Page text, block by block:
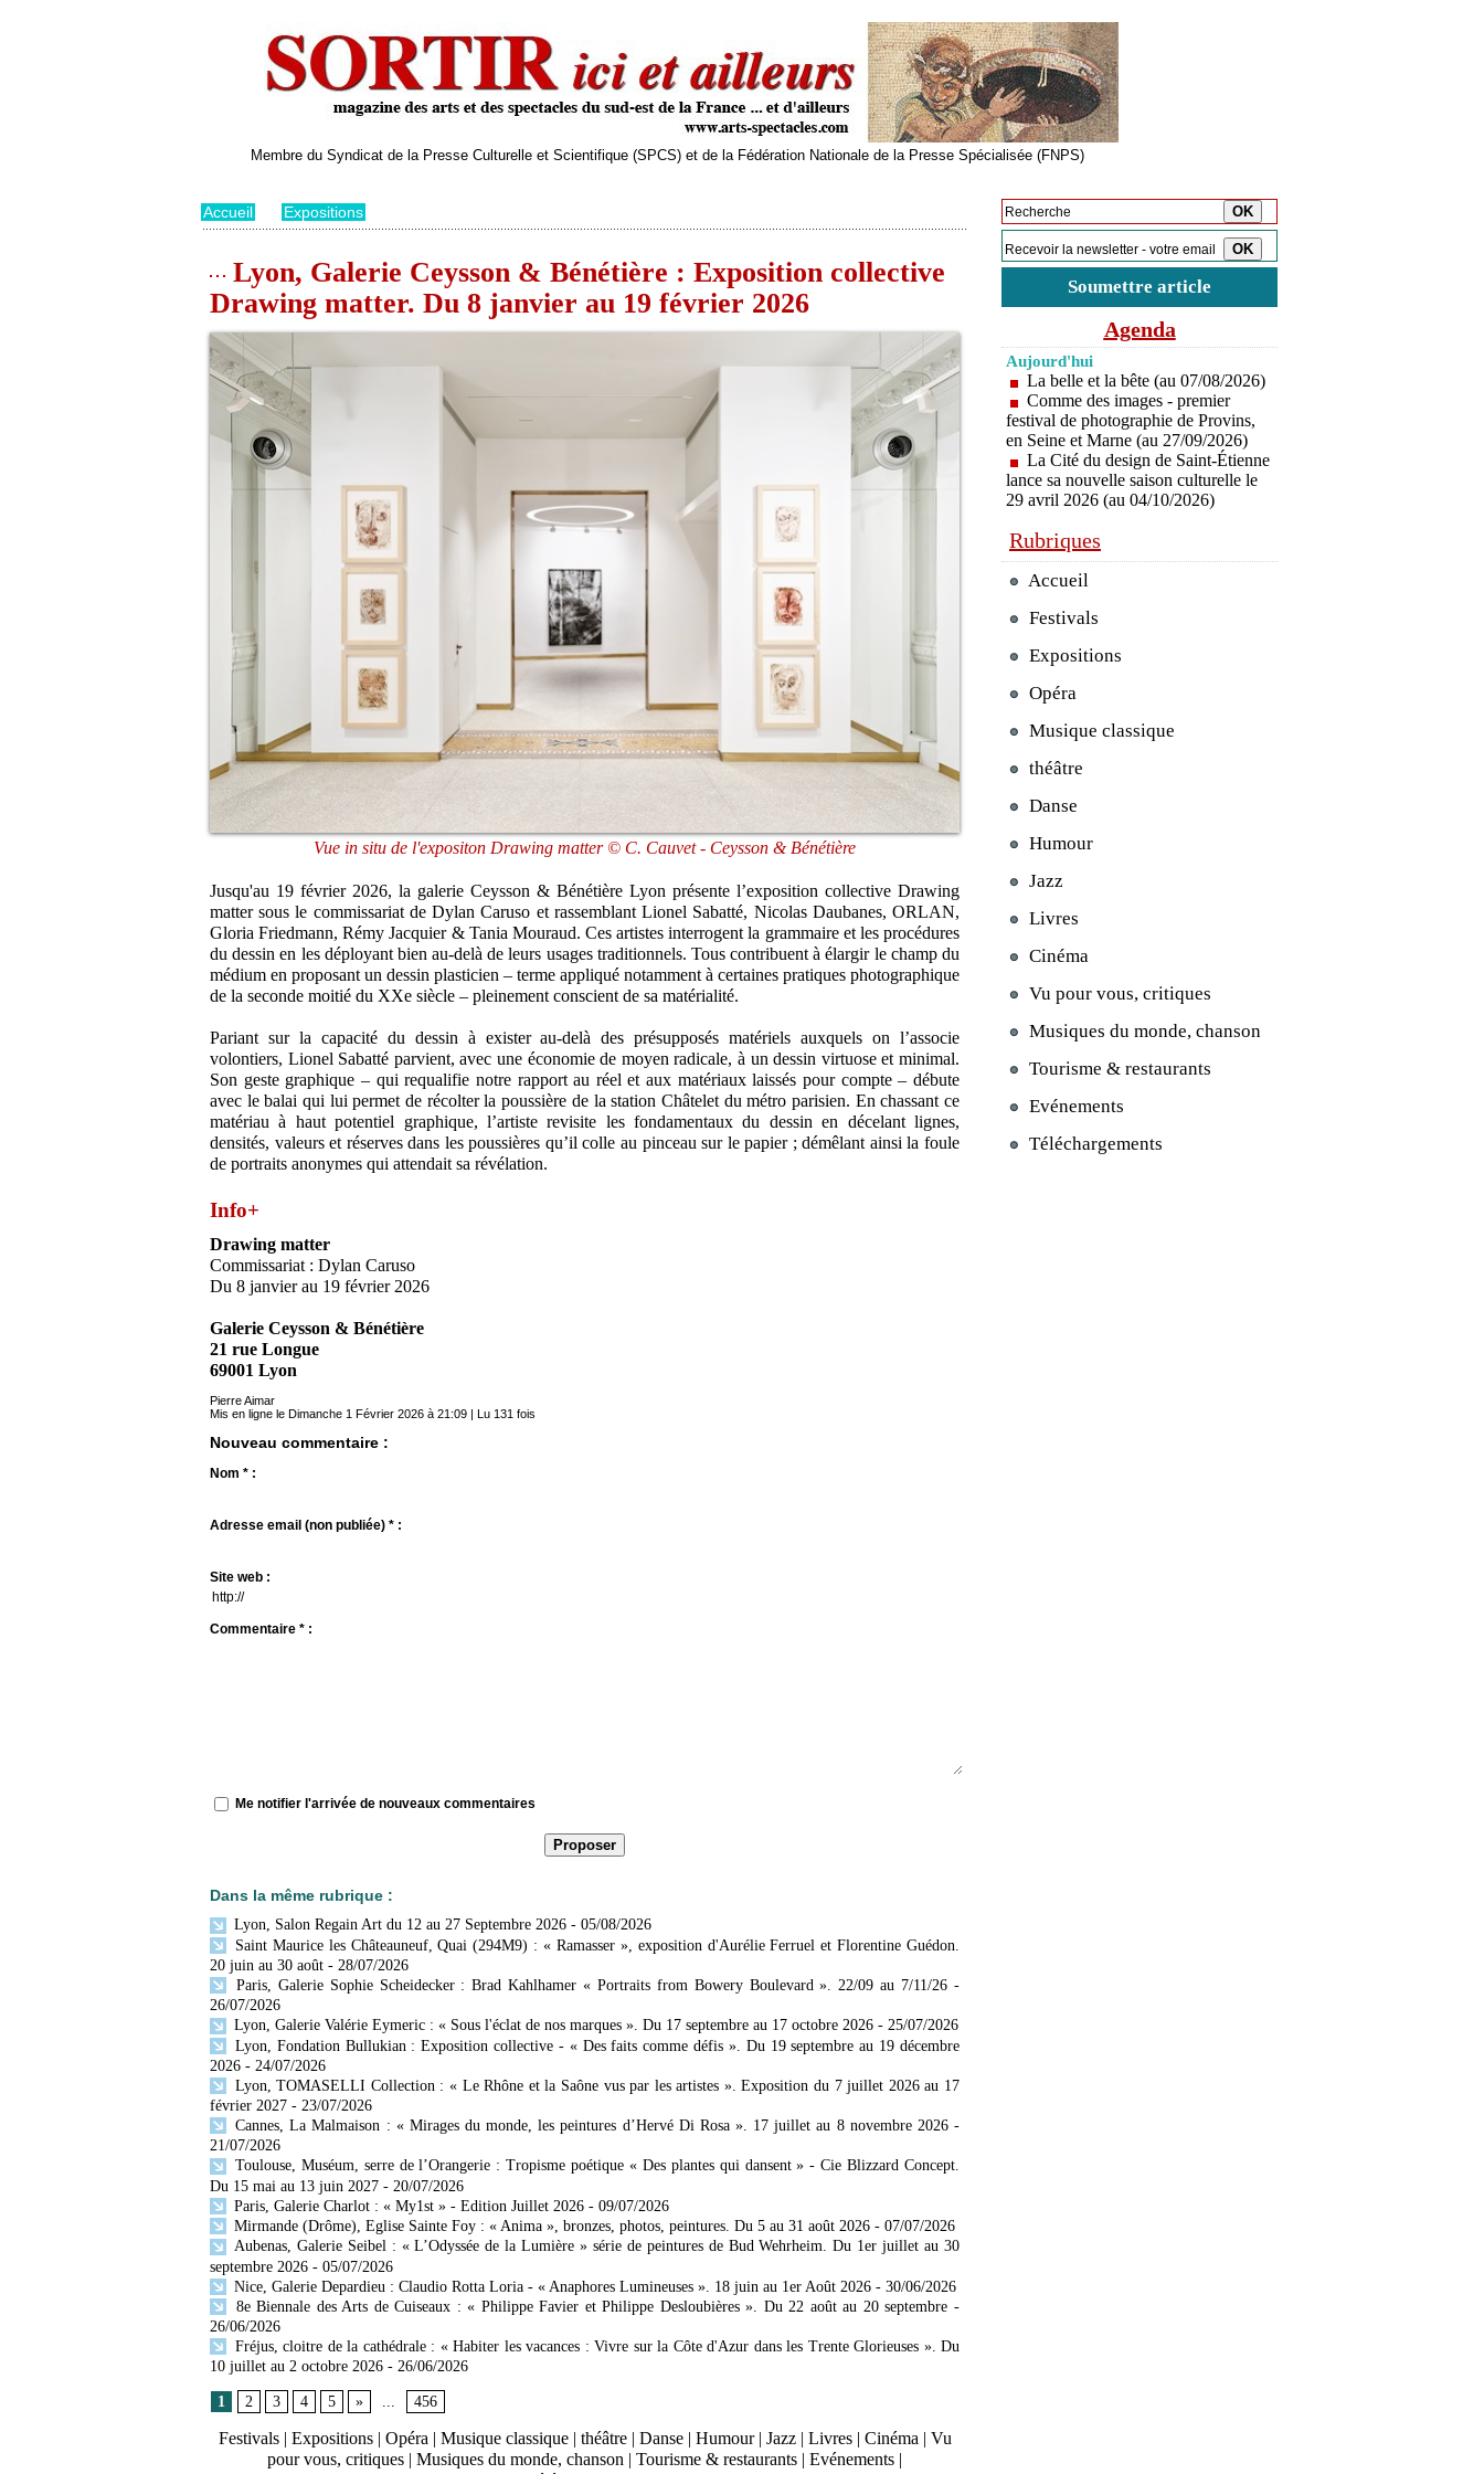
Membre du Syndicat de la Presse Culturelle et Scientifique (SPCS) et de la Fédération Nationale de la Presse Spécialisée (FNPS)
Accueil Expositions
Lyon, Galerie Ceysson & Bénétière : Exposition collective
Drawing matter. Du 8 janvier au 19 février 2026
Vue in situ de l'expositon Drawing matter © C. Cauvet - Ceysson & Bénétière
Jusqu'au 19 février 2026, la galerie Ceysson & Bénétière Lyon présente l’exposition collective Drawing
matter sous le commissariat de Dylan Caruso et rassemblant Lionel Sabatté, Nicolas Daubanes, ORLAN,
Gloria Friedmann, Rémy Jacquier & Tania Mouraud. Ces artistes interrogent la grammaire et les procédures
du dessin en les déployant bien au-delà de leurs usages traditionnels. Tous contribuent à élargir le champ du
médium en proposant un dessin plasticien – terme appliqué notamment à certaines pratiques photographique
de la seconde moitié du XXe siècle – pleinement conscient de sa matérialité.
Pariant sur la capacité du dessin à exister au-delà des présupposés matériels auxquels on l’associe
volontiers, Lionel Sabatté parvient, avec une économie de moyen radicale, à un dessin virtuose et minimal.
Son geste graphique – qui requalifie notre rapport au réel et aux matériaux laissés pour compte – débute
avec le balai qui lui permet de récolter la poussière de la station Châtelet du métro parisien. En chassant ce
matériau à haut potentiel graphique, l’artiste revisite les fondamentaux du dessin en décelant lignes,
densités, valeurs et réserves dans les poussières qu’il colle au pinceau sur le papier ; démêlant ainsi la foule
de portraits anonymes qui attendait sa révélation.
Info+
Drawing matter
Commissariat : Dylan Caruso
Du 8 janvier au 19 février 2026
Galerie Ceysson & Bénétière
21 rue Longue
69001 Lyon
Pierre Aimar
Mis en ligne le Dimanche 1 Février 2026 à 21:09 | Lu 131 fois
Nouveau commentaire :
Nom * :
Adresse email (non publiée) * :
Site web :
Commentaire * :
Me notifier l'arrivée de nouveaux commentaires
Dans la même rubrique :
Lyon, Salon Regain Art du 12 au 27 Septembre 2026 - 05/08/2026
Saint Maurice les Châteauneuf, Quai (294M9) : « Ramasser », exposition d'Aurélie Ferruel et Florentine Guédon.
20 juin au 30 août - 28/07/2026
Paris, Galerie Sophie Scheidecker : Brad Kahlhamer « Portraits from Bowery Boulevard ». 22/09 au 7/11/26 -
26/07/2026
Lyon, Galerie Valérie Eymeric : « Sous l'éclat de nos marques ». Du 17 septembre au 17 octobre 2026 - 25/07/2026
Lyon, Fondation Bullukian : Exposition collective - « Des faits comme défis ». Du 19 septembre au 19 décembre
2026 - 24/07/2026
Lyon, TOMASELLI Collection : « Le Rhône et la Saône vus par les artistes ». Exposition du 7 juillet 2026 au 17
février 2027 - 23/07/2026
Cannes, La Malmaison : « Mirages du monde, les peintures d’Hervé Di Rosa ». 17 juillet au 8 novembre 2026 -
21/07/2026
Toulouse, Muséum, serre de l’Orangerie : Tropisme poétique « Des plantes qui dansent » - Cie Blizzard Concept.
Du 15 mai au 13 juin 2027 - 20/07/2026
Paris, Galerie Charlot : « My1st » - Edition Juillet 2026 - 09/07/2026
Mirmande (Drôme), Eglise Sainte Foy : « Anima », bronzes, photos, peintures. Du 5 au 31 août 2026 - 07/07/2026
Aubenas, Galerie Seibel : « L’Odyssée de la Lumière » série de peintures de Bud Wehrheim. Du 1er juillet au 30
septembre 2026 - 05/07/2026
Nice, Galerie Depardieu : Claudio Rotta Loria - « Anaphores Lumineuses ». 18 juin au 1er Août 2026 - 30/06/2026
8e Biennale des Arts de Cuiseaux : « Philippe Favier et Philippe Desloubières ». Du 22 août au 20 septembre -
26/06/2026
Fréjus, cloitre de la cathédrale : « Habiter les vacances : Vivre sur la Côte d'Azur dans les Trente Glorieuses ». Du
10 juillet au 2 octobre 2026 - 26/06/2026
1 2 3 4 5 » ... 456
Festivals | Expositions | Opéra | Musique classique | théâtre | Danse | Humour | Jazz | Livres | Cinéma | Vu
pour vous, critiques | Musiques du monde, chanson | Tourisme & restaurants | Evénements |
Soumettre article
Agenda
Aujourd'hui
La belle et la bête (au 07/08/2026)
Comme des images - premier
festival de photographie de Provins,
en Seine et Marne (au 27/09/2026)
La Cité du design de Saint-Étienne
lance sa nouvelle saison culturelle le
29 avril 2026 (au 04/10/2026)
Rubriques
Accueil
Festivals
Expositions
Opéra
Musique classique
théâtre
Danse
Humour
Jazz
Livres
Cinéma
Vu pour vous, critiques
Musiques du monde, chanson
Tourisme & restaurants
Evénements
Téléchargements